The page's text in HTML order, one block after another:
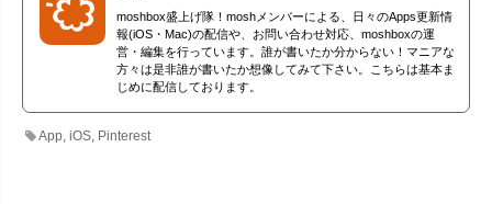
moshbox盛上げ隊！moshメンバーによる、日々のApps更新情
報(iOS・Mac)の配信や、お問い合わせ対応、moshboxの運
営・編集を行っています。誰が書いたか分からない！マニアな
方々は是非誰が書いたか想像してみて下さい。こちらは基本ま
じめに配信しております。
App,iOS, Pinterest